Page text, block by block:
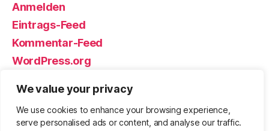
We value your privacy
We use cookies to enhance your browsing experience,
serve personalised ads or content, and analyse our traffic.
Anmelden
Eintrags-Feed
Kommentar-Feed
WordPress.org
© 2026Björn Eickhoff – Der Blog
Nach oben